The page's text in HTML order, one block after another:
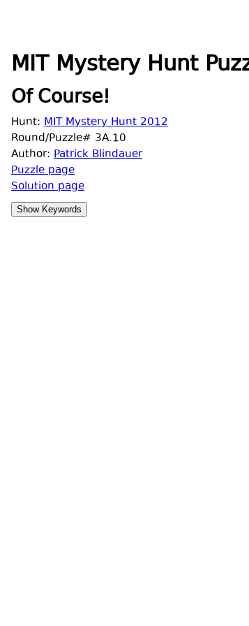
MIT Mystery Hunt
Of Course!
Hunt: MIT Mystery Hunt 2012
Round/Puzzle# 3A.10
Author: Patrick Blindauer
Puzzle page
Solution page